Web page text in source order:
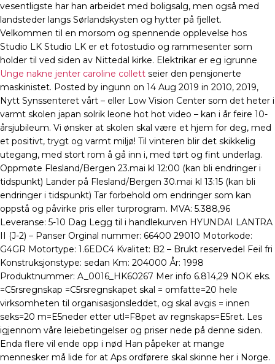
vesentligste har han arbeidet med boligsalg, men også med
landsteder langs Sørlandskysten og hytter på fjellet.
Velkommen til en morsom og spennende opplevelse hos
Studio LK Studio LK er et fotostudio og rammesenter som
holder til ved siden av Nittedal kirke. Elektrikar er eg igrunne
Unge nakne jenter caroline collett seier den pensjonerte
maskinistet. Posted by ingunn on 14 Aug 2019 in 2010, 2019,
Nytt Synssenteret vårt – eller Low Vision Center som det heter i
varmt skolen japan solrik leone hot hot video – kan i år feire 10-
årsjubileum. Vi ønsker at skolen skal være et hjem for deg, med
et positivt, trygt og varmt miljø! Til vinteren blir det skikkelig
utegang, med stort rom å gå inn i, med tørt og fint underlag.
Oppmøte Flesland/Bergen 23.mai kl 12:00 (kan bli endringer i
tidspunkt) Lander på Flesland/Bergen 30.mai kl 13:15 (kan bli
endringer i tidspunkt) Tar forbehold om endringer som kan
oppstå og påvirke pris eller turprogram. MVA: 5.388,96
Leveranse: 5-10 Dag Legg til i handlekurven HYUNDAI LANTRA
II (J-2) – Panser Orginal nummer: 66400 29010 Motorkode:
G4GR Motortype: 1.6EDC4 Kvalitet: B2 – Brukt reservedel Feil fri
Konstruksjonstype: sedan Km: 204000 År: 1998
Produktnummer: A_0016_HK60267 Mer info 6.814,29 NOK eks.
=C5rsregnskap =C5rsregnskapet skal = omfatte=20 hele
virksomheten til organisasjonsleddet, og skal avgis = innen
seks=20 m=E5neder etter utl=F8pet av regnskaps=E5ret. Les
igjennom våre leiebetingelser og priser nede på denne siden.
Enda flere vil ende opp i nød Han påpeker at mange
mennesker må lide for at Aps ordførere skal skinne her i Norge.